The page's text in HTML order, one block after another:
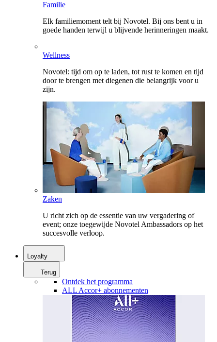
Familie
Elk familiemoment telt bij Novotel. Bij ons bent u in
goede handen terwijl u blijvende herinneringen maakt.
Wellness
Novotel: tijd om op te laden, tot rust te komen en tijd
door te brengen met diegenen die belangrijk voor u
zijn.
Zaken
U richt zich op de essentie van uw vergadering of
event; onze toegewijde Novotel Ambassadors op het
succesvolle verloop.
Loyalty
Terug
Ontdek het programma
ALL Accor+ abonnementen